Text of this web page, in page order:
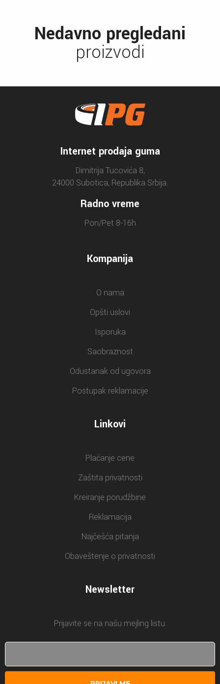
Nedavno pregledani
proizvodi
Internet prodaja guma
Dimitrija Tucovića 8,
24000 Subotica, Republika Srbija.
Radno vreme
Pon/Pet 8-16h
Kompanija
O nama
Opšti uslovi
Isporuka
Saobraznost
Odustanak od ugovora
Postupak reklamacije
Linkovi
Plaćanje cene
Zaštita privatnosti
Kreiranje porudžbine
Reklamacija
Najčešća pitanja
Obaveštenje o privatnosti
Newsletter
Prijavite se na našu mejling listu.